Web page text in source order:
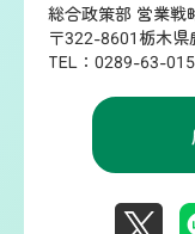
総合政策部 営業戦
〒322-8601栃木県
TEL：0289-63-